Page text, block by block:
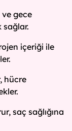
ve gece
içeriği ile
hücre
saç sağlığına